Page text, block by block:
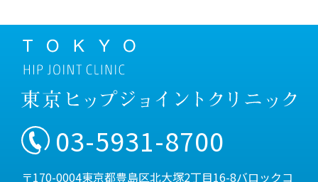
03-5931-8700
〒170-0004東京都豊島区北大塚2丁目16-8バロックコ